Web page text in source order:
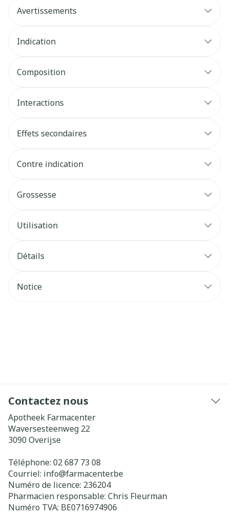
Avertissements
Indication
Composition
Interactions
Effets secondaires
Contre indication
Grossesse
Utilisation
Détails
Notice
Contactez nous
Apotheek Farmacenter
Waversesteenweg 22
3090 Overijse
Téléphone: 02 687 73 08
Courriel: info@farmacenter.be
Numéro de licence: 236204
Pharmacien responsable: Chris Fleurman
Numéro TVA: BE0716974906